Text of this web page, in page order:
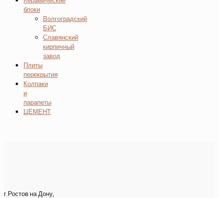
блоки
Волгоградский
БИС
Славянский
кирпичный
завод
Плиты
перекрытия
Колпаки
и
парапеты
ЦЕМЕНТ
г.Ростов на Дону,